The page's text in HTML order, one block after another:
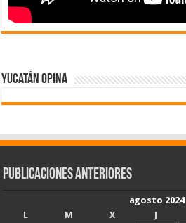
Yucatán Opina
Publicaciones Anteriores
agosto 2024
L
M X J